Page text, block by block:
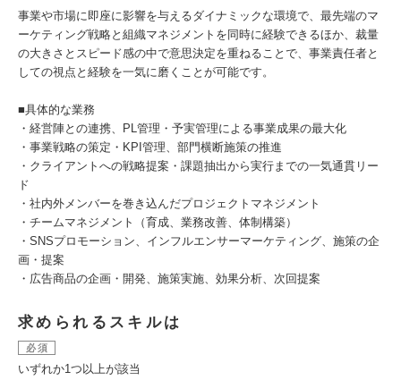
事業や市場に即座に影響を与えるダイナミックな環境で、最先端のマ
ーケティング戦略と組織マネジメントを同時に経験できるほか、裁量
の大きさとスピード感の中で意思決定を重ねることで、事業責任者と
しての視点と経験を一気に磨くことが可能です。
■具体的な業務
・経営陣との連携、PL管理・予実管理による事業成果の最大化
・事業戦略の策定・KPI管理、部門横断施策の推進
・クライアントへの戦略提案・課題抽出から実行までの一気通貫リー
ド
・社内外メンバーを巻き込んだプロジェクトマネジメント
・チームマネジメント（育成、業務改善、体制構築）
・SNSプロモーション、インフルエンサーマーケティング、施策の企
画・提案
・広告商品の企画・開発、施策実施、効果分析、次回提案
求められるスキルは
必須
いずれか1つ以上が該当